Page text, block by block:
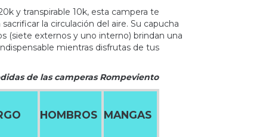
y transpirable 10k, esta campera te
la circulación del aire. Su capucha
(siete externos y uno interno) brindan una
mientras disfrutas de tus
de las camperas Rompeviento
HOMBROS MANGAS